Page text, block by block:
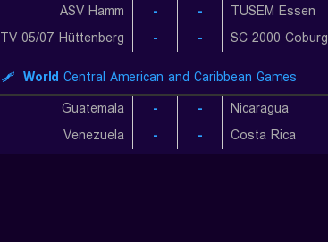
ASV Hamm
- - TUSEM Essen
TV 05/07 Hüttenberg
- - SC 2000 Coburg
World Central American and Caribbean Games
Guatemala
- - Nicaragua
Venezuela
- - Costa Rica